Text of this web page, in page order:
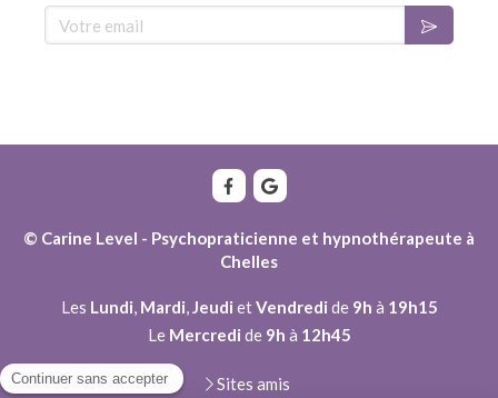
Votre email
© Carine Level - Psychopraticienne et hypnothérapeute à
Chelles
Les Lundi, Mardi,Jeudi etVendredi de 9h à 19h15
Le Mercredi de 9h à 12h45
Sites amis